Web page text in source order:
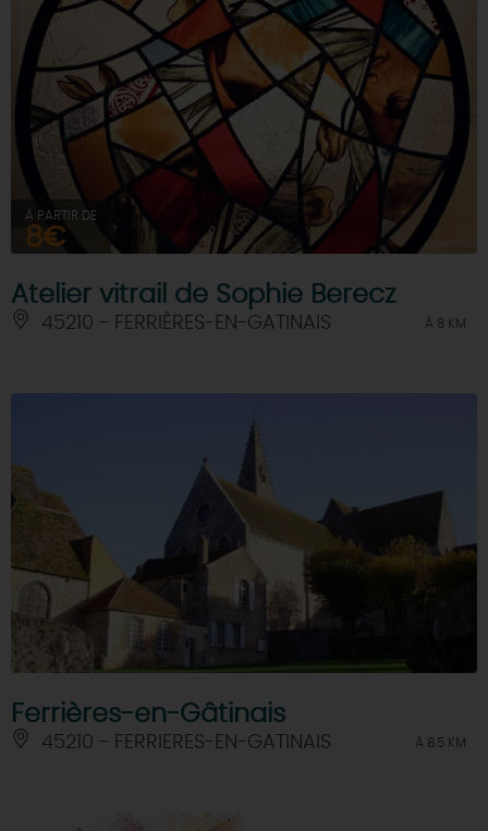
À PARTIR DE
8€
Atelier vitrail de Sophie Berecz
45210 - FERRIÈRES-EN-GATINAIS À 8 KM
Ferrières-en-Gâtinais
45210 - FERRIERES-EN-GATINAIS À 8.5 KM